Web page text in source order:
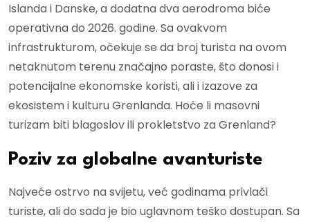
Islanda i Danske, a dodatna dva aerodroma biće
operativna do 2026. godine. Sa ovakvom
infrastrukturom, očekuje se da broj turista na ovom
netaknutom terenu značajno poraste, što donosi i
potencijalne ekonomske koristi, ali i izazove za
ekosistem i kulturu Grenlanda. Hoće li masovni
turizam biti blagoslov ili prokletstvo za Grenland?
Poziv za globalne avanturiste
Najveće ostrvo na svijetu, već godinama privlači
turiste, ali do sada je bio uglavnom teško dostupan. Sa